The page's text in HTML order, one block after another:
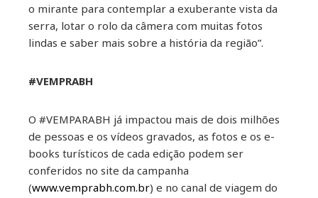
o mirante para contemplar a exuberante vista da
serra, lotar o rolo da câmera com muitas fotos
lindas e saber mais sobre a história da região”.
#VEMPRABH
O #VEMPARABH já impactou mais de dois milhões
de pessoas e os vídeos gravados, as fotos e os e-
books turísticos de cada edição podem ser
conferidos no site da campanha
(www.vemprabh.com.br) e no canal de viagem do